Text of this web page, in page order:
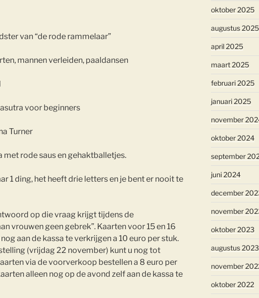
van “de rode rammelaar”
mannen verleiden, paaldansen
voor beginners
Turner
met rode saus en gehaktballetjes.
1 ding, het heeft drie letters en je bent er nooit te
op die vraag krijgt tijdens de
vrouwen geen gebrek”. Kaarten voor 15 en 16
aan de kassa te verkrijgen a 10 euro per stuk.
(vrijdag 22 november) kunt u nog tot
via de voorverkoop bestellen a 8 euro per
alleen nog op de avond zelf aan de kassa te
oktober 2025
augustus 2025
april 2025
maart 2025
februari 2025
januari 2025
november
oktober 2024
september
juni 2024
december
november
oktober 2023
augustus 2023
november
oktober 2022